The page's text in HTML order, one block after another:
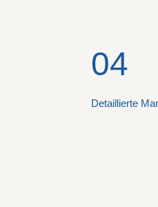
04
Detaillierte